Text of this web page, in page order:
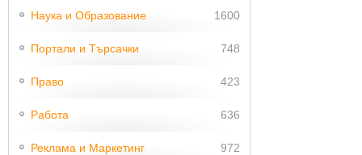
Наука и Образование 1600
Портали и Търсачки 748
Право 423
Работа 636
Реклама и Маркетинг 972